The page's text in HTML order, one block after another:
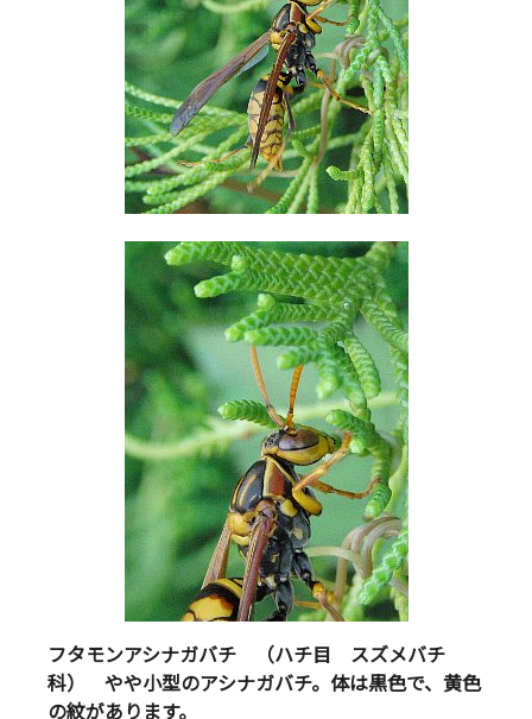
フタモンアシナガバチ （ハチ目 スズメバチ
科） やや小型のアシナガバチ。体は黒色で、黄色
の紋があります。